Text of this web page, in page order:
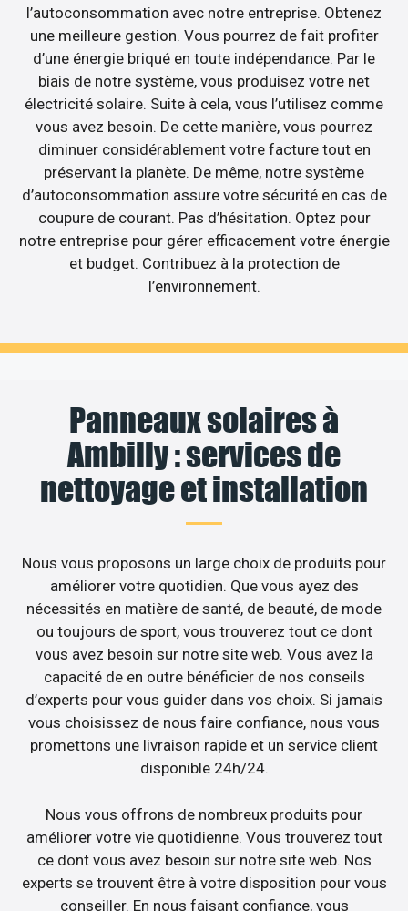
l’autoconsommation avec notre entreprise. Obtenez
une meilleure gestion. Vous pourrez de fait profiter
d’une énergie briqué en toute indépendance. Par le
biais de notre système, vous produisez votre net
électricité solaire. Suite à cela, vous l’utilisez comme
vous avez besoin. De cette manière, vous pourrez
diminuer considérablement votre facture tout en
préservant la planète. De même, notre système
d’autoconsommation assure votre sécurité en cas de
coupure de courant. Pas d’hésitation. Optez pour
notre entreprise pour gérer efficacement votre énergie
et budget. Contribuez à la protection de
l’environnement.
Panneaux solaires à
Ambilly : services de
nettoyage et installation
Nous vous proposons un large choix de produits pour
améliorer votre quotidien. Que vous ayez des
nécessités en matière de santé, de beauté, de mode
ou toujours de sport, vous trouverez tout ce dont
vous avez besoin sur notre site web. Vous avez la
capacité de en outre bénéficier de nos conseils
d’experts pour vous guider dans vos choix. Si jamais
vous choisissez de nous faire confiance, nous vous
promettons une livraison rapide et un service client
disponible 24h/24.
Nous vous offrons de nombreux produits pour
améliorer votre vie quotidienne. Vous trouverez tout
ce dont vous avez besoin sur notre site web. Nos
experts se trouvent être à votre disposition pour vous
conseiller. En nous faisant confiance, vous